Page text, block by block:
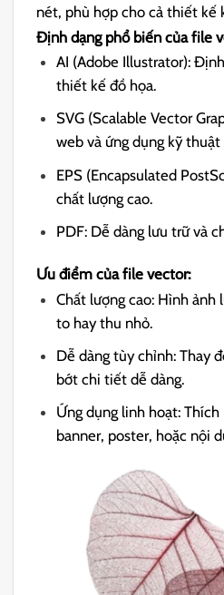
nét, phù hợp cho cả thiết kế
Định dạng phổ biến của file
AI (Adobe Illustrator):
thiết kế đồ họa.
SVG (Scalable Vector
web và ứng dụng kỹ thuật
EPS (Encapsulated
chất lượng cao.
PDF: Dễ dàng lưu trữ và
Ưu điểm của file vector:
Chất lượng cao: Hình ảnh
to hay thu nhỏ.
Dễ dàng tùy chỉnh: Thay
bớt chi tiết dễ dàng.
Ứng dụng linh hoạt:
banner, poster, hoặc nội